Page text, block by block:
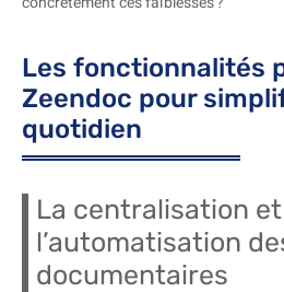
Les fonctionnalités
Zeendoc pour
quotidien
La centralisation et
l’automatisation
documentaires